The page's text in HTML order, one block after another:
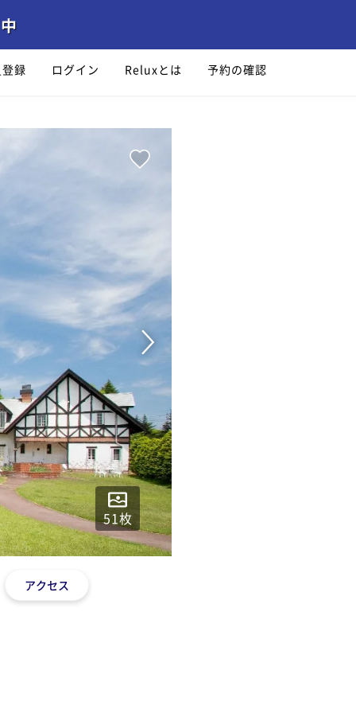
録 ログイン Reluxとは 予約の確認
51枚
アクセス